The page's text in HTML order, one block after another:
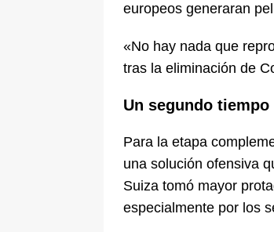
europeos generaran
«No hay nada que
tras la eliminación de
Un segundo
Para la etapa
una solución ofensiva
Suiza tomó mayor
especialmente por los